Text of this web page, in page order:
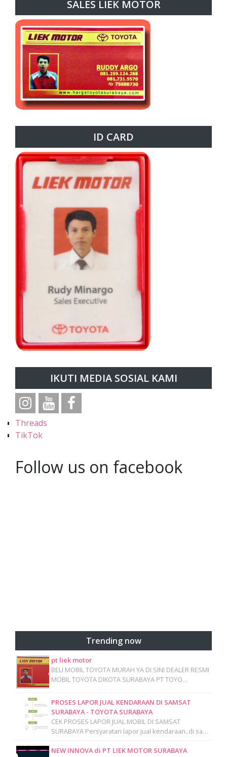
SALES LIEK MOTOR
ID CARD
IKUTI MEDIA SOSIAL KAMI
Threads
TikTok
Follow us on facebook
Trending now
pt liek motor
BELI MOBIL TOYOTA MURAH YA DI SINI DEALER RESMI
MOBIL TOYOTA DIKOTA SURABAYA PT TOYO…
PROSES LAPOR JUAL KENDARAAN DI SAMSAT
SURABAYA - TOYOTA SURABAYA
CEK PROSES LAPOR JUAL MOBIL DI SAMSAT
SURABAYA Persyaratan lapor jual kendaraan..di sa…
NEW INNOVA di PT LIEK MOTOR SURABAYA